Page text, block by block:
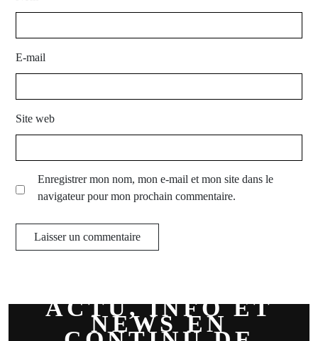
E-mail
Site web
Enregistrer mon nom, mon e-mail et mon site dans le
navigateur pour mon prochain commentaire.
ACTU, INFO ET
NEWS EN